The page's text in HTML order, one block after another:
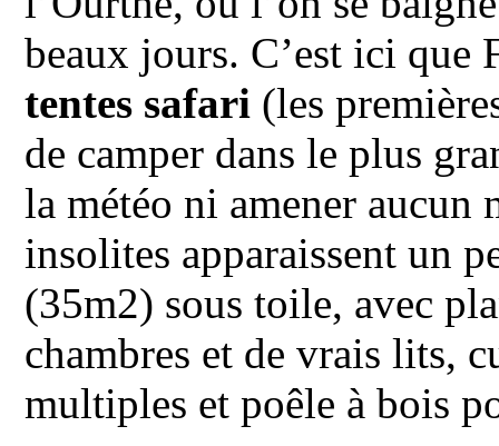
beaux jours. C’est ici que
tentes safari (les
de camper dans le plus
la météo ni amener aucun
insolites apparaissent un
(35m2) sous toile, avec
chambres et de vrais lits,
multiples et poêle à bois